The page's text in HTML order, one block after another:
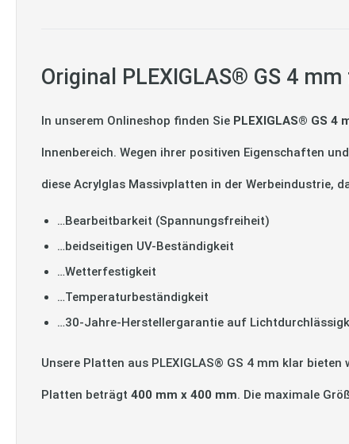
Original PLEXIGLAS® GS 4
In unserem Onlineshop finden Sie PLEXIGLAS® GS 4
Innenbereich. Wegen ihrer positiven Eigenschaften
diese Acrylglas Massivplatten in der Werbeindustrie,
…Bearbeitbarkeit (Spannungsfreiheit)
…beidseitigen UV-Beständigkeit
…Wetterfestigkeit
…Temperaturbeständigkeit
…30-Jahre-Herstellergarantie auf
Unsere Platten aus PLEXIGLAS® GS 4 mm klar
Platten beträgt 400 mm x 400 mm. Die maximale